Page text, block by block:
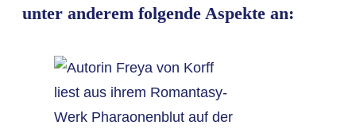
unter anderem folgende Aspekte an: